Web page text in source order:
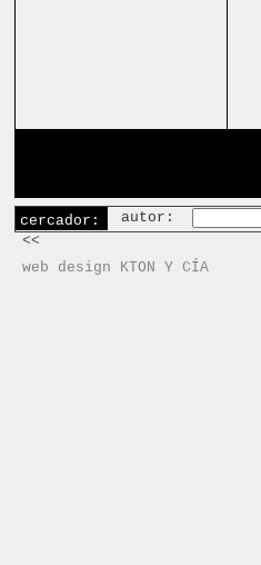
cercador: autor:
<<
web design KTON Y CÍA